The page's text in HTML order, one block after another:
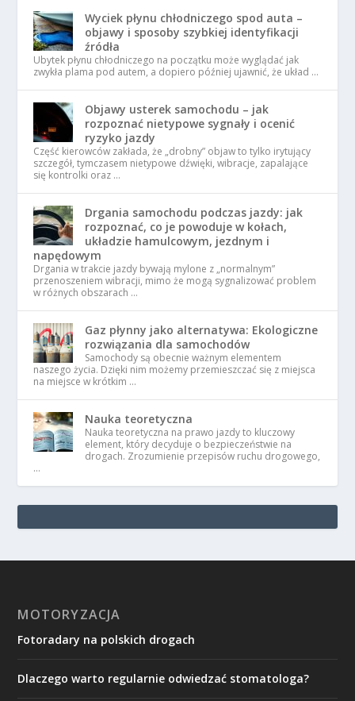
Wyciek płynu chłodniczego spod auta –
objawy i sposoby szybkiej identyfikacji
źródła
Ubytek płynu chłodniczego na początku może wyglądać jak
zwykła plama pod autem, a dopiero później ujawnić, że układ …
Objawy usterek samochodu – jak
rozpoznać nietypowe sygnały i ocenić
ryzyko jazdy
Część kierowców zakłada, że „drobny” objaw to tylko irytujący
szczegół, tymczasem nietypowe dźwięki, wibracje, zapalające
się kontrolki oraz …
Drgania samochodu podczas jazdy: jak
rozpoznać, co je powoduje w kołach,
układzie hamulcowym, jezdnym i
napędowym
Drgania w trakcie jazdy bywają mylone z „normalnym”
przenoszeniem wibracji, mimo że mogą sygnalizować problem
w różnych obszarach …
Gaz płynny jako alternatywa: Ekologiczne
rozwiązania dla samochodów
Samochody są obecnie ważnym elementem
naszego życia. Dzięki nim możemy przemieszczać się z miejsca
na miejsce w krótkim …
Nauka teoretyczna
Nauka teoretyczna na prawo jazdy to kluczowy
element, który decyduje o bezpieczeństwie na
drogach. Zrozumienie przepisów ruchu drogowego,
…
MOTORYZACJA
Fotoradary na polskich drogach
Dlaczego warto regularnie odwiedzać stomatologa?